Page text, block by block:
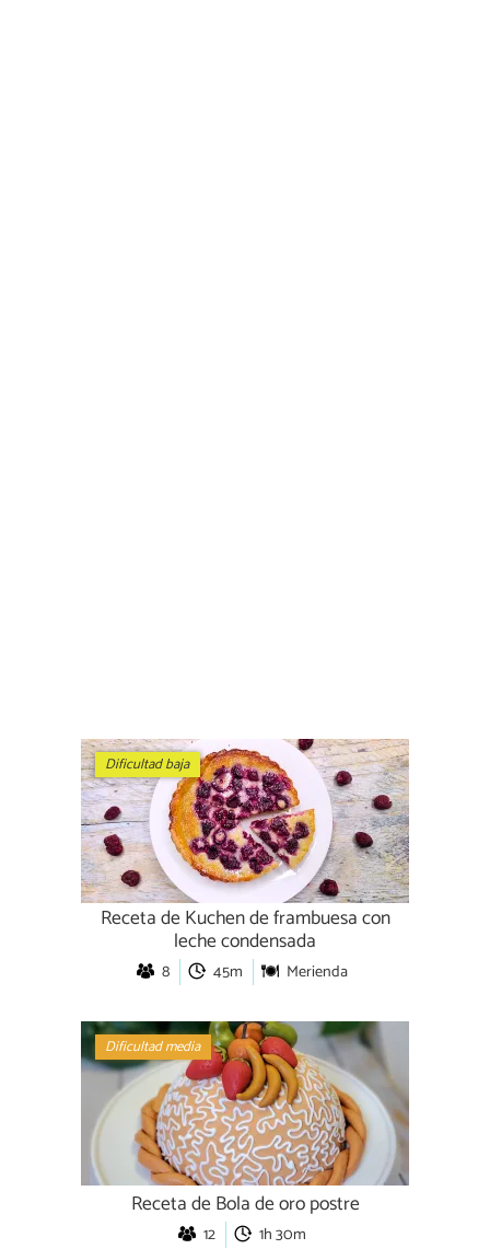
Dificultad baja
Receta de Kuchen de frambuesa con
leche condensada
8 45m Merienda
Dificultad media
Receta de Bola de oro postre
12 1h 30m